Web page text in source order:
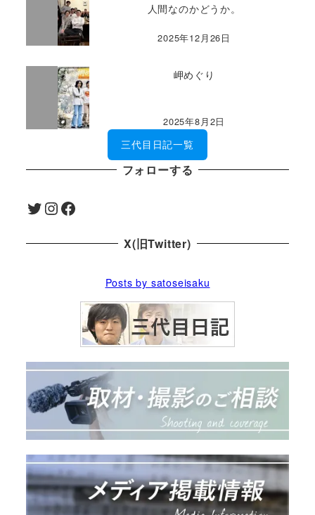
人間なのかどうか。
2025年12月26日
岬めぐり
2025年8月2日
三代目日記一覧
フォローする
Twitter InstagramFacebook
X(旧Twitter)
Posts by satoseisaku